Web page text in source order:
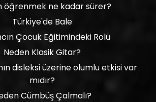
öğrenmek ne kadar sürer?
Türkiye'de Bale
Çocuk Eğitimindeki Rolü
Neden Klasik Gitar?
disleksi üzerine olumlu etkisi var
mıdır?
Cümbüş Çalmalı?